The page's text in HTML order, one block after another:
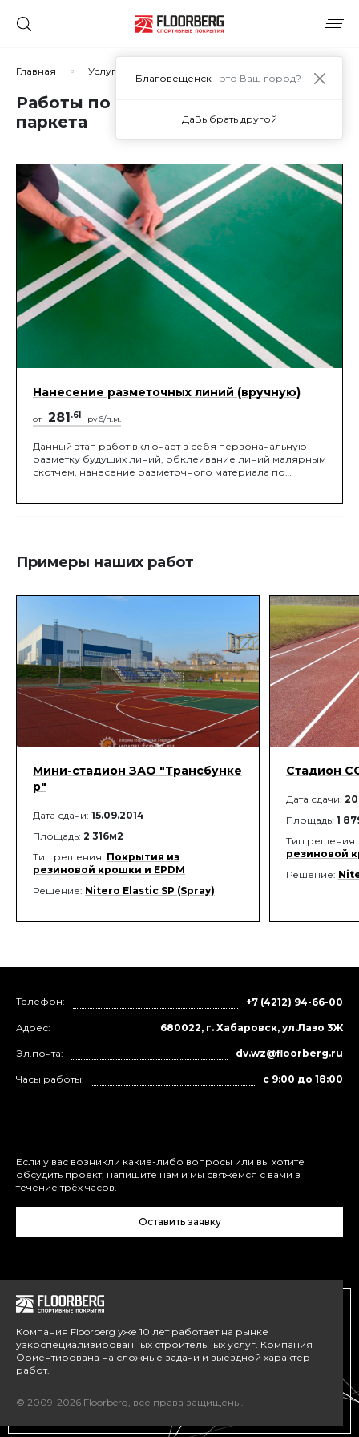
Главная Услуги
Работы по финишной обработке
паркета
Нанесение разметочных линий (вручную)
от 281.61 руб/п.м.
Данный этап работ включает в себя первоначальную
разметку будущих линий, обклеивание линий малярным
скотчем, нанесение разметочного материала по
Примеры наших работ
Мини-стадион ЗАО "Трансбунке
р"
Дата сдачи: 15.09.2014
Площадь: 2 316м2
Тип решения: Покрытия из
резиновой крошки и EPDM
Решение: Nitero Elastic SP (Spray)
Стадион
Дата сдачи:
Площадь: 1
Тип решения:
резиновой
Решение:
Компания Floorberg уже 10 лет работает на рынке
узкоспециализированных строительных услуг. Компания
Ориентирована на сложные задачи и выездной характер
работ.
© 2009-2026 Floorberg, все права защищены.
Телефон: +7 (4212) 94-66-00
Адрес: 680022, г. Хабаровск, ул.Лазо 3Ж
Эл.почта: dv.wz@floorberg.ru
Часы работы: с 9:00 до 18:00
Если у вас возникли какие-либо вопросы или вы хотите
обсудить проект, напишите нам и мы свяжемся с вами в
течение трёх часов.
Оставить заявку
Благовещенск - это Ваш город?
ДаВыбрать другой